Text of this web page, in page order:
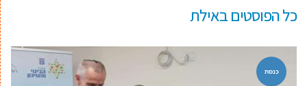
כל הפוסטים באילת
כנסת